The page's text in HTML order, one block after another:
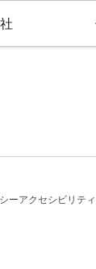
ーアクセシビリティ